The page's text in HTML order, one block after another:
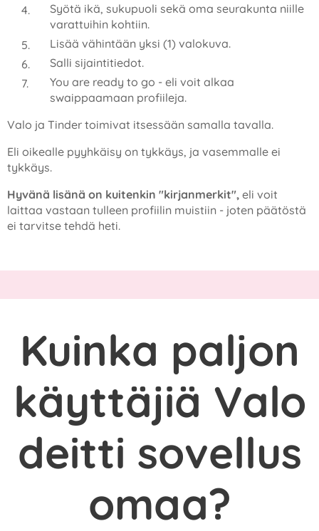
Syötä ikä, sukupuoli sekä oma seurakunta niille
varattuihin kohtiin.
Lisää vähintään yksi (1) valokuva.
Salli sijaintitiedot.
You are ready to go - eli voit alkaa
swaippaamaan profiileja.
Valo ja Tinder toimivat itsessään samalla tavalla.
Eli oikealle pyyhkäisy on tykkäys, ja vasemmalle ei
tykkäys.
Hyvänä lisänä on kuitenkin "kirjanmerkit", eli voit
laittaa vastaan tulleen profiilin muistiin - joten päätöstä
ei tarvitse tehdä heti.
Kuinka paljon
käyttäjiä Valo
deitti sovellus
omaa?